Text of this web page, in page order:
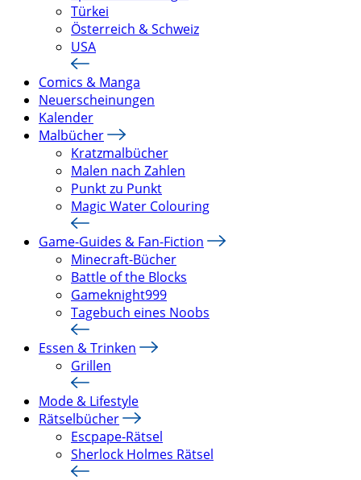
Türkei
Österreich & Schweiz
USA
Comics & Manga
Neuerscheinungen
Kalender
Malbücher
Kratzmalbücher
Malen nach Zahlen
Punkt zu Punkt
Magic Water Colouring
Game-Guides & Fan-Fiction
Minecraft-Bücher
Battle of the Blocks
Gameknight999
Tagebuch eines Noobs
Essen & Trinken
Grillen
Mode & Lifestyle
Rätselbücher
Escpape-Rätsel
Sherlock Holmes Rätsel